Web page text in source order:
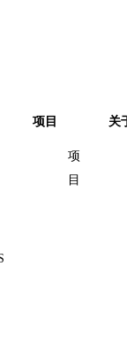
项目
项
目
关于